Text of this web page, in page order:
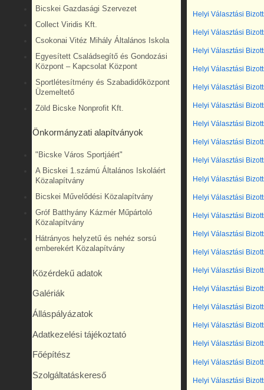
Bicskei Gazdasági Szervezet
Collect Viridis Kft.
Csokonai Vitéz Mihály Általános Iskola
Egyesített Családsegítő és Gondozási
Központ – Kapcsolat Központ
Sportlétesítmény és Szabadidőközpont
Üzemeltető
Zöld Bicske Nonprofit Kft.
Önkormányzati alapítványok
"Bicske Város Sportjáért"
A Bicskei 1.számú Általános Iskoláért
Közalapítvány
Bicskei Művelődési Közalapítvány
Gróf Batthyány Kázmér Műpártoló
Közalapítvány
Hátrányos helyzetű és nehéz sorsú
emberekért Közalapítvány
Közérdekű adatok
Galériák
Álláspályázatok
Adatkezelési tájékoztató
Főépítész
Szolgáltatáskereső
Helyi Választási
Helyi Választási
Helyi Választási
Helyi Választási
Helyi Választási
Helyi Választási
Helyi Választási
Helyi Választási
Helyi Választási
Helyi Választási
Helyi Választási
Helyi Választási
Helyi Választási
Helyi Választási
Helyi Választási
Helyi Választási
Helyi Választási
Helyi Választási
Helyi Választási
Helyi Választási
Helyi Választási